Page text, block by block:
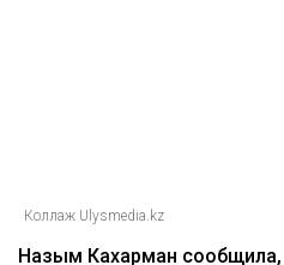
Коллаж Ulysmedia.kz
Назым Кахарман